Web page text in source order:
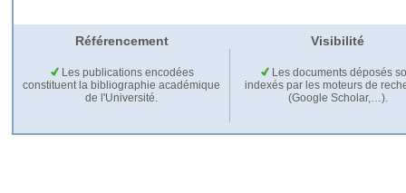
Référencement Visibilité
Les publications encodées
constituent la bibliographie académique
de l'Université.
Les documents déposés
indexés par les moteurs de
(Google Scholar,…).